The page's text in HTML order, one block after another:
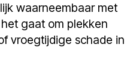
waarneembaar met
gaat om plekken
vroegtijdige schade in